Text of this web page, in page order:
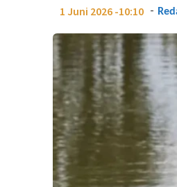
1 Juni 2026 -10:10 -